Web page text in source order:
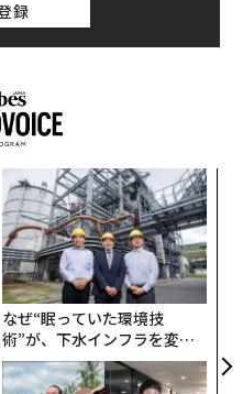
録
なぜ“眠っていた環境技
術”が、下水インフラを変え
たのか──産総研×月島JFE
アクアソリューションの10年